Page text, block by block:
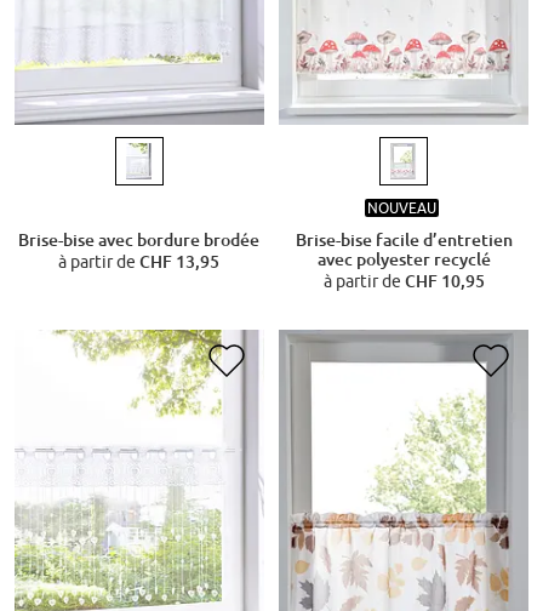
Brise-bise avec bordure brodée
à partir deCHF 13,95
NOUVEAU
Brise-bise facile d’entretien
avec polyester recyclé
à partir de CHF 10,95